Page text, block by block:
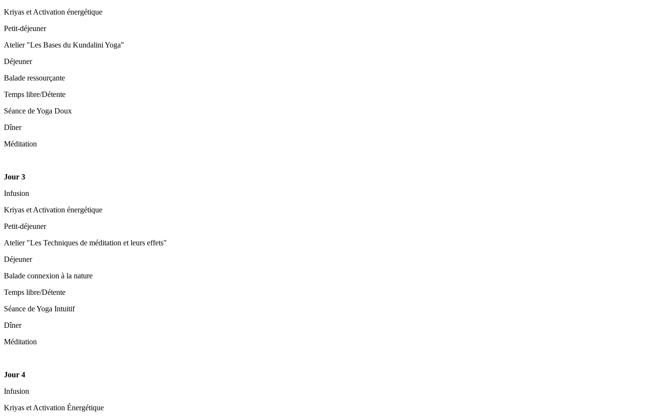
Kriyas et Activation énergétique
Petit-déjeuner
Atelier "Les Bases du Kundalini Yoga"
Déjeuner
Balade ressourçante
Temps libre/Détente
Séance de Yoga Doux
Dîner
Méditation
Jour 3
Infusion
Kriyas et Activation énergétique
Petit-déjeuner
Atelier "Les Techniques de méditation et leurs effets"
Déjeuner
Balade connexion à la nature
Temps libre/Détente
Séance de Yoga Intuitif
Dîner
Méditation
Jour 4
Infusion
Kriyas et Activation Énergétique